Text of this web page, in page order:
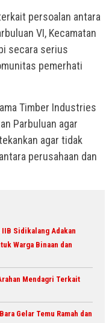
persoalan antara
VI, Kecamatan
secara serius
pemerhati
Timber Industries
Parbuluan agar
agar tidak
perusahaan dan
IIB Sidikalang Adakan
Warga Binaan dan
Mendagri Terkait
Gelar Temu Ramah dan